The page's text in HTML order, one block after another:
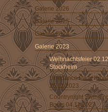
Galerie 2026
Galerie 2025
Galerie 2024
Galerie 2023
Weihnachtsfeier
Stockheim
Linedance Party
25.11.2023
Countrynight
Boots 04.11.2023